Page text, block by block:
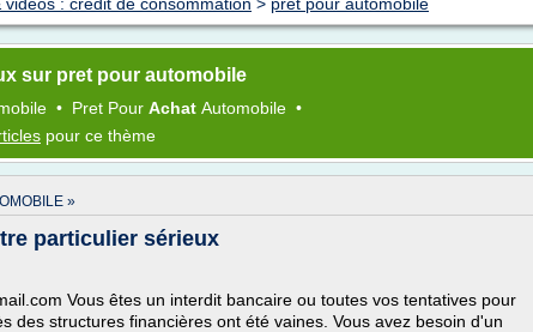
sur pret pour automobile
• Pret Pour Achat Automobile •
pour ce thème
»
particulier sérieux
Vous êtes un interdit bancaire ou toutes vos tentatives pour
des structures financières ont été vaines. Vous avez besoin d'un